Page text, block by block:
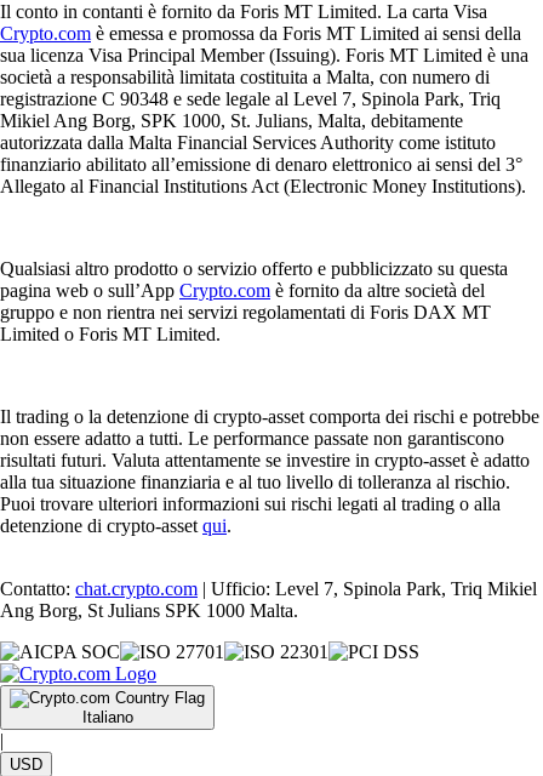
Il conto in contanti è fornito da Foris MT Limited. La carta Visa
Crypto.com è emessa e promossa da Foris MT Limited ai sensi della
sua licenza Visa Principal Member (Issuing). Foris MT Limited è una
società a responsabilità limitata costituita a Malta, con numero di
registrazione C 90348 e sede legale al Level 7, Spinola Park, Triq
Mikiel Ang Borg, SPK 1000, St. Julians, Malta, debitamente
autorizzata dalla Malta Financial Services Authority come istituto
finanziario abilitato all’emissione di denaro elettronico ai sensi del 3°
Allegato al Financial Institutions Act (Electronic Money Institutions).
Qualsiasi altro prodotto o servizio offerto e pubblicizzato su questa
pagina web o sull’App Crypto.com è fornito da altre società del
gruppo e non rientra nei servizi regolamentati di Foris DAX MT
Limited o Foris MT Limited.
Il trading o la detenzione di crypto-asset comporta dei rischi e potrebbe
non essere adatto a tutti. Le performance passate non garantiscono
risultati futuri. Valuta attentamente se investire in crypto-asset è adatto
alla tua situazione finanziaria e al tuo livello di tolleranza al rischio.
Puoi trovare ulteriori informazioni sui rischi legati al trading o alla
detenzione di crypto-asset qui.
Contatto: chat.crypto.com | Ufficio: Level 7, Spinola Park, Triq Mikiel
Ang Borg, St Julians SPK 1000 Malta.
Italiano
|
USD